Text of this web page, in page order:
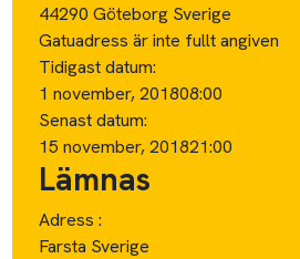
44290 Göteborg Sverige
Gatuadress är inte fullt angiven
Tidigast datum:
1 november, 201808:00
Senast datum:
15 november, 201821:00
Lämnas
Adress :
Farsta Sverige